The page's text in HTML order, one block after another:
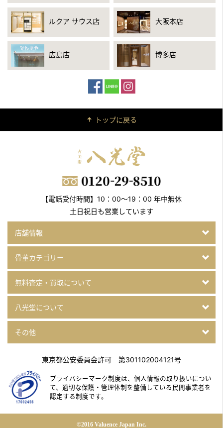
ルクア サウス店 大阪本店
広島店 博多店
トップに戻る
【電話受付時間】10：00～19：00 年中無休
土日祝日も営業しています
店舗情報
骨董カテゴリー
無料査定・買取について
八光堂について
その他
東京都公安委員会許可 第301102004121号
プライバシーマーク制度は、個人情報の取り扱いについ
て、適切な保護・管理体制を整備している民間事業者を
認定する制度です。
©2016 Valuence Japan Inc.